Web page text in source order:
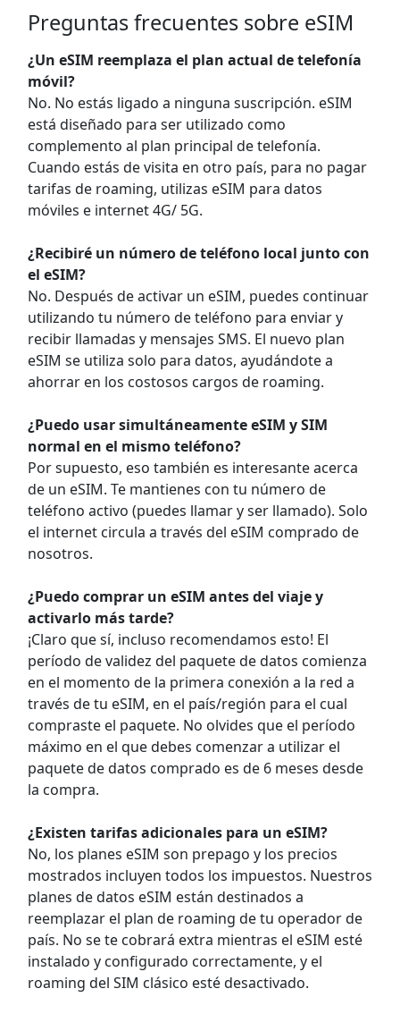
Preguntas frecuentes sobre eSIM
¿Un eSIM reemplaza el plan actual de telefonía
móvil?
No. No estás ligado a ninguna suscripción. eSIM
está diseñado para ser utilizado como
complemento al plan principal de telefonía.
Cuando estás de visita en otro país, para no pagar
tarifas de roaming, utilizas eSIM para datos
móviles e internet 4G/ 5G.
¿Recibiré un número de teléfono local junto con
el eSIM?
No. Después de activar un eSIM, puedes continuar
utilizando tu número de teléfono para enviar y
recibir llamadas y mensajes SMS. El nuevo plan
eSIM se utiliza solo para datos, ayudándote a
ahorrar en los costosos cargos de roaming.
¿Puedo usar simultáneamente eSIM y SIM
normal en el mismo teléfono?
Por supuesto, eso también es interesante acerca
de un eSIM. Te mantienes con tu número de
teléfono activo (puedes llamar y ser llamado). Solo
el internet circula a través del eSIM comprado de
nosotros.
¿Puedo comprar un eSIM antes del viaje y
activarlo más tarde?
¡Claro que sí, incluso recomendamos esto! El
período de validez del paquete de datos comienza
en el momento de la primera conexión a la red a
través de tu eSIM, en el país/región para el cual
compraste el paquete. No olvides que el período
máximo en el que debes comenzar a utilizar el
paquete de datos comprado es de 6 meses desde
la compra.
¿Existen tarifas adicionales para un eSIM?
No, los planes eSIM son prepago y los precios
mostrados incluyen todos los impuestos. Nuestros
planes de datos eSIM están destinados a
reemplazar el plan de roaming de tu operador de
país. No se te cobrará extra mientras el eSIM esté
instalado y configurado correctamente, y el
roaming del SIM clásico esté desactivado.